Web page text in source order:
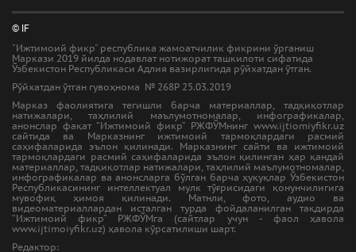
© IF
"Ижтимоий фикр" республика жамоатчилик фикрини ўрганиш
Маркази 2019 йилда нодавлат нотижорат ташкилоти сифатида
Ўзбекистон Республикаси Адлия вазирлигида рўйхатдан ўтган.
Рўйхатдан ўтган гувоҳнома № 268Р 25.03.2019
Марказ фаолиятига тегишли барча материаллар, тадқиқотлар
натижалари, таҳлилий маълумотномалар, инфографикалар,
анонслар фақат “Ижтимоий фикр” РЖФЎМнинг www.ijtiomiyfikr.uz
сайтида ва Марказнинг ижтимоий тармоқлардаги расмий
саҳифаларида эълон қилинади. Марказнинг сайти ва ижтимоий
тармоқлардаги расмий саҳифаларида эълон қилинган ҳар қандай
материаллар, тадқиқотлар натижалари, таҳлилий маълумотномалар,
инфографикалар ва анонсларга бўлган барча ҳуқуқлар Ўзбекистон
Республикасининг интеллектуал мулк тўғрисидаги қонунчилигига
мувофиқ ҳимоя қилинади. Матнли, фото, аудио ва
видеоматериаллардан исталган турда фойдаланилган тақдирда
“Ижтимоий фикр” РЖФЎМга (сайтлар учун - фаол ҳавола
www.ijtimoiyfikr.uz) ҳавола кўрсатилиши шарт.
Редактор: